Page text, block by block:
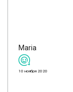
Maria
10 ноября 2020